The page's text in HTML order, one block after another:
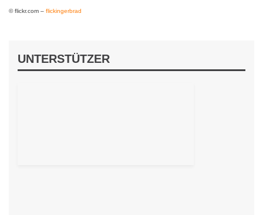
© flickr.com – flickingerbrad
UNTERSTÜTZER